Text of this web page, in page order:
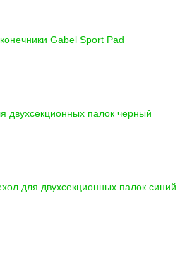
Gabel Sport Pad
двухсекционных палок черный
для двухсекционных палок синий